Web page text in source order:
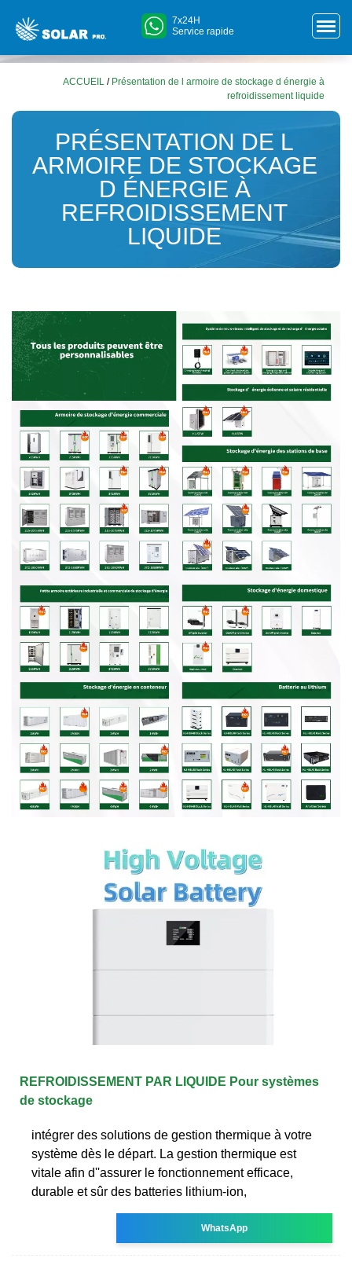
7x24H
Service rapide
ACCUEIL / Présentation de l armoire de stockage d énergie à
refroidissement liquide
PRÉSENTATION DE L
ARMOIRE DE STOCKAGE
D ÉNERGIE À
REFROIDISSEMENT
LIQUIDE
REFROIDISSEMENT PAR LIQUIDE Pour systèmes
de stockage
intégrer des solutions de gestion thermique à votre
système dès le départ. La gestion thermique est
vitale afin d''assurer le fonctionnement efficace,
durable et sûr des batteries lithium-ion,
WhatsApp